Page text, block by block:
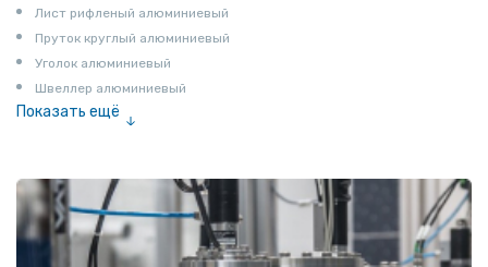
Лист рифленый алюминиевый
Пруток круглый алюминиевый
Уголок алюминиевый
Швеллер алюминиевый
Показать ещё
Шина электротехническая
Алюминиевая плита
Z профиль алюминиевый
Т профиль алюминиевый